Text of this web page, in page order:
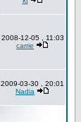
2008-12-05 , 11:03
carrie
2009-03-30 , 20:01
Nadia